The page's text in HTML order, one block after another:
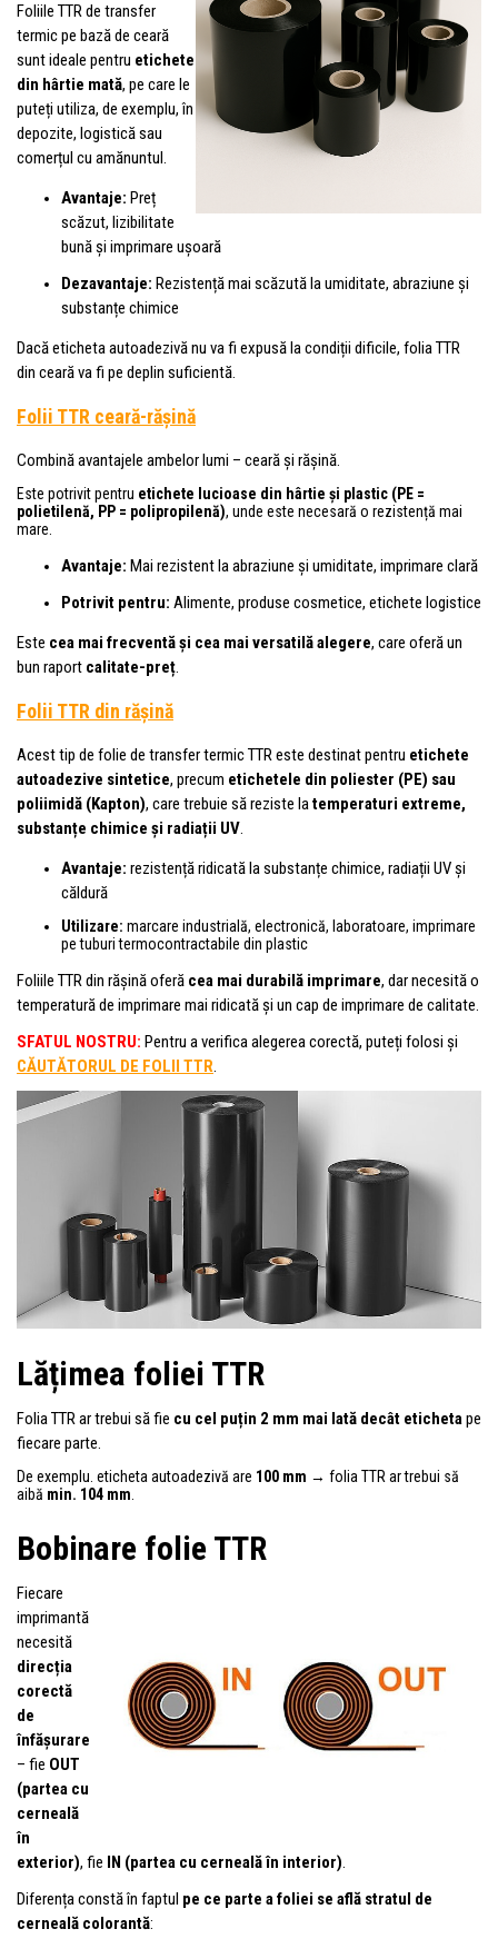
Foliile TTR de transfer
termic pe bază de ceară
sunt ideale pentru etichete
din hârtie mată, pe care le
puteți utiliza, de exemplu, în
depozite, logistică sau
comerțul cu amănuntul.
Avantaje: Preț
scăzut, lizibilitate
bună și imprimare ușoară
Dezavantaje: Rezistență mai scăzută la umiditate, abraziune și
substanțe chimice
Dacă eticheta autoadezivă nu va fi expusă la condiții dificile, folia TTR
din ceară va fi pe deplin suficientă.
Folii TTR ceară-rășină
Combină avantajele ambelor lumi – ceară și rășină.
Este potrivit pentru etichete lucioase din hârtie și plastic (PE =
polietilenă, PP = polipropilenă), unde este necesară o rezistență mai
mare.
Avantaje: Mai rezistent la abraziune și umiditate, imprimare clară
Potrivit pentru: Alimente, produse cosmetice, etichete logistice
Este cea mai frecventă și cea mai versatilă alegere, care oferă un
bun raport calitate-preț.
Folii TTR din rășină
Acest tip de folie de transfer termic TTR este destinat pentru etichete
autoadezive sintetice, precum etichetele din poliester (PE) sau
poliimidă (Kapton), care trebuie să reziste latemperaturi extreme,
substanțe chimice și radiații UV.
Avantaje: rezistență ridicată la substanțe chimice, radiații UV și
căldură
Utilizare: marcare industrială, electronică, laboratoare, imprimare
pe tuburi termocontractabile din plastic
Foliile TTR din rășină oferă cea mai durabilă imprimare, dar necesită o
temperatură de imprimare mai ridicată și un cap de imprimare de calitate.
SFATUL NOSTRU: Pentru a verifica alegerea corectă, puteți folosi și
CĂUTĂTORUL DE FOLII TTR.
Lățimea foliei TTR
Folia TTR ar trebui să fie cu cel puțin 2 mm mai lată decât etichetape
fiecare parte.
De exemplu. eticheta autoadezivă are 100 mm → folia TTR ar trebui să
aibă min. 104 mm
Bobinare folie TTR
Fiecare
imprimantă
necesită
direcția
corectă
de
înfășurare
– fie OUT
(partea cu
cerneală
în
exterior), fie IN (partea cu cerneală în interior).
Diferența constă în faptul pe ce parte a foliei se află stratul de
cerneală colorantă: